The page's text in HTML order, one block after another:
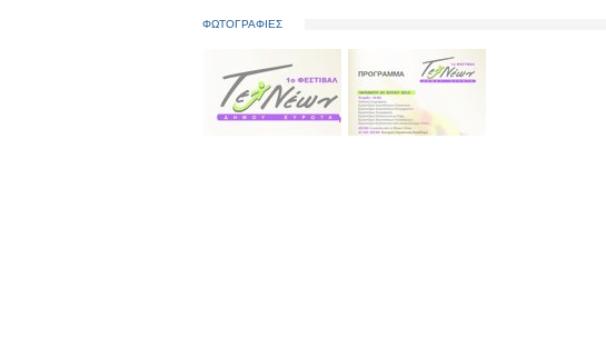
ΦΩΤΟΓΡΑΦΙΕΣ